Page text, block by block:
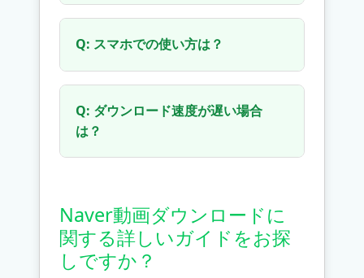
アップロード、共有、販売、または
ん。原著作者の著作権を尊重し、適
正な範囲内で使用することをお勧め
します。
A: Naverブログには、Naver自体の
動画だけでなく、他のプラットフォ
ーム（YouTubeやTwitchなど）の動
画が埋め込まれている場合がありま
ーム独自の動画コンテンツのみをサ
ポートしています。他のプラットフ
ォームの動画の場合は、対応するダ
設定をしている場合も失敗すること
があります。
Q: スマホでの使い方は？
A: スマホのブラウザで本ページにア
クセスし、同じ手順で操作してくだ
さい。URLをコピーして貼り付け、
解析します。完了後、動画はスマホ
の「ダウンロード」フォルダに保存
存した動画の管理に「ファイル」ア
プリが必要になる場合があります。
Q: ダウンロード速度が遅い場合
は？
画ファイルサイズ 3) サーバーの負
荷状況。対策として：1) 低い解像度
を選択する 2) 安定したWi-Fi環境で
ダウンロードする 3) 他のブラウザ
Naver動画ダウンロードに
関する詳しいガイドをお探
しですか？